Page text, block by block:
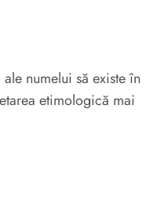
numelui să existe în
etimologică mai